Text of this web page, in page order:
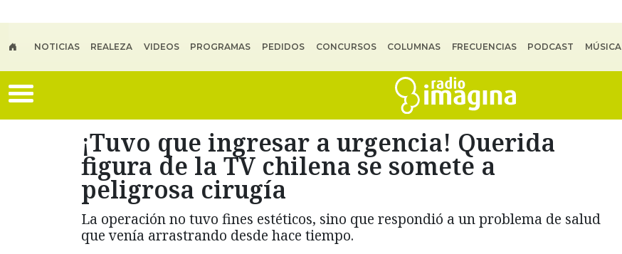
NOTICIAS REALEZA VIDEOS PROGRAMAS PEDIDOS CONCURSOS COLUMNAS FRECUENCIAS PODCAST MÚSICA
¡Tuvo que ingresar a urgencia! Querida
figura de la TV chilena se somete a
peligrosa cirugía
La operación no tuvo fines estéticos, sino que respondió a un problema de salud
que venía arrastrando desde hace tiempo.